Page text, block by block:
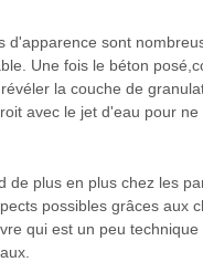
sont
Une fois le béton
la couche de
avec le jet d'eau pour ne
plus en plus chez les
possibles grâces aux
qui est un peu